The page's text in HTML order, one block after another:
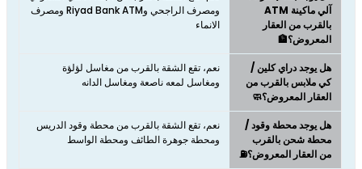
آلي ماكينة ATM
بالقرب من العقار
المعروض؟🏦
ومصرف الراجحي وRiyad Bank ATM ومصرف
الانماء
هل يوجد دراي كلين /
كي ملابس بالقرب من
العقار المعروض؟🧼
نعم، تقع الشقة بالقرب من مغاسل لؤلؤة
ومغاسل لمعه ناصعة ومغاسل الدانه
هل يوجد محطة وقود /
محطة شحن بالقرب
من العقار المعروض؟⛽
نعم، تقع الشقة بالقرب من محطة وقود الدريس
ومحطة جوهرة الطائف ومحطة الواسط